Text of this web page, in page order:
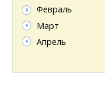
Февраль
Март
Апрель